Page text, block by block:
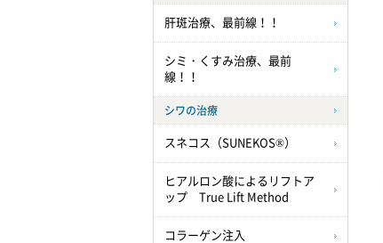
肝斑治療、最前線！！
シミ・くすみ治療、最前
線！！
シワの治療
スネコス（SUNEKOS®）
ヒアルロン酸によるリフトア
ップ True Lift Method
コラーゲン注入